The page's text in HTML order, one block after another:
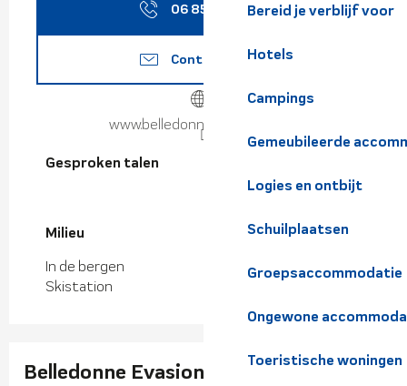
Bereid je verblijf voor
Hotels
Campings
Gemeubileerde
Logies en ontbijt
Schuilplaatsen
Groepsaccommodatie
Ongewone
Toeristische woningen
06 85 66 90▒▒
Contacteer ons
www.belledonne-evasion.com
Gesproken talen
Gesproken talen
Milieu
Milieu
In de bergen
Skistation
Belledonne Evasion